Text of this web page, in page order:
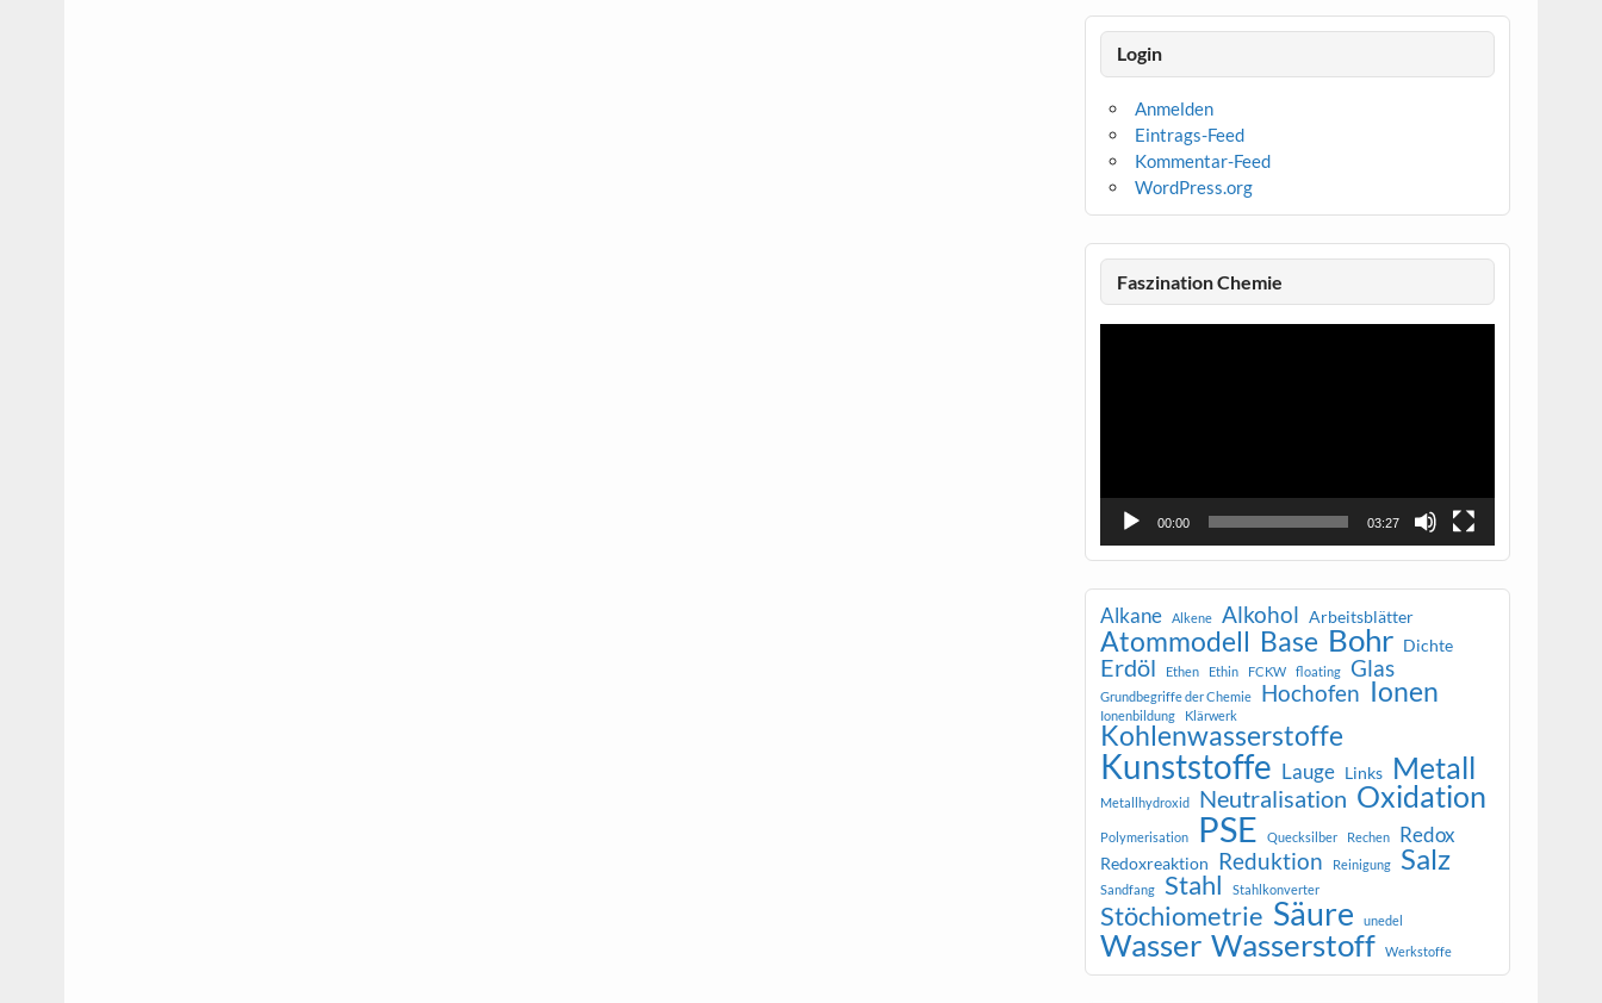
Login
Anmelden
Eintrags-Feed
Kommentar-Feed
WordPress.org
Faszination Chemie
Video-
00:00 03:27
Alkane Alkene Alkohol Arbeitsblätter
Atommodell Base Bohr Dichte
Erdöl Ethen Ethin FCKW floating Glas
Grundbegriffe der Chemie Hochofen Ionen
Ionenbildung Klärwerk
Kohlenwasserstoffe
Kunststoffe Lauge Links Metall
Metallhydroxid Neutralisation Oxidation
Polymerisation PSE Quecksilber Rechen Redox
Redoxreaktion Reduktion Reinigung Salz
Sandfang Stahl Stahlkonverter
Stöchiometrie Säure unedel
Wasser Wasserstoff Werkstoffe